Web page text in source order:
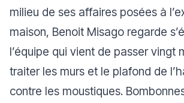
milieu de ses affaires posées à
maison, Benoit Misago regarde
l’équipe qui vient de passer vingt
traiter les murs et le plafond de
contre les moustiques.